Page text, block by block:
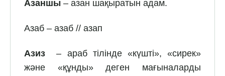
Азаншы – азан шақыратын адам.
Азаб – азаб // азап
Азиз
– араб тілінде «күшті», «сирек»
және «құнды» деген мағыналарды